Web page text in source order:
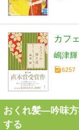
カフ
嶋津輝
6257
おくれ髪―吟味
する